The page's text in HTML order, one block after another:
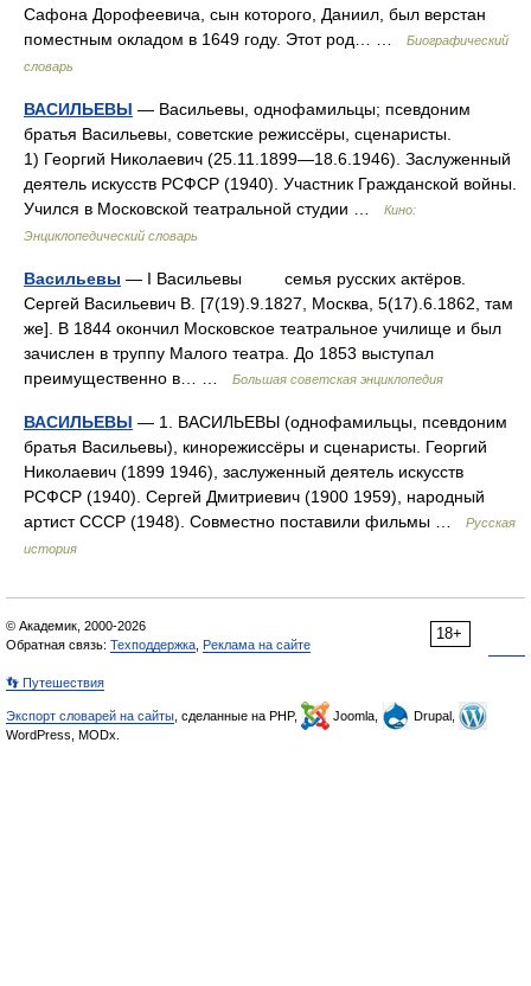
Сафона Дорофеевича, сын которого, Даниил, был верстан
поместным окладом в 1649 году. Этот род… …
Биографический
словарь
ВАСИЛЬЕВЫ — Васильевы, однофамильцы; псевдоним
братья Васильевы, советские режиссёры, сценаристы.
1) Георгий Николаевич (25.11.1899—18.6.1946). Заслуженный
деятель искусств РСФСР (1940). Участник Гражданской войны.
Учился в Московской театральной студии …
Кино:
Энциклопедический словарь
Васильевы — I Васильевы семья русских актёров.
Сергей Васильевич В. [7(19).9.1827, Москва, 5(17).6.1862, там
же]. В 1844 окончил Московское театральное училище и был
зачислен в труппу Малого театра. До 1853 выступал
преимущественно в… …
Большая советская энциклопедия
ВАСИЛЬЕВЫ — 1. ВАСИЛЬЕВЫ (однофамильцы, псевдоним
братья Васильевы), кинорежиссёры и сценаристы. Георгий
Николаевич (1899 1946), заслуженный деятель искусств
РСФСР (1940). Сергей Дмитриевич (1900 1959), народный
артист СССР (1948). Совместно поставили фильмы …
Русская
история
18+
© Академик, 2000-2026
Обратная связь: Техподдержка Реклама на сайте
👣 Путешествия
Экспорт словарей на сайты , сделанные на PHP, Joomla,
Drupal,
WordPress, MODx.